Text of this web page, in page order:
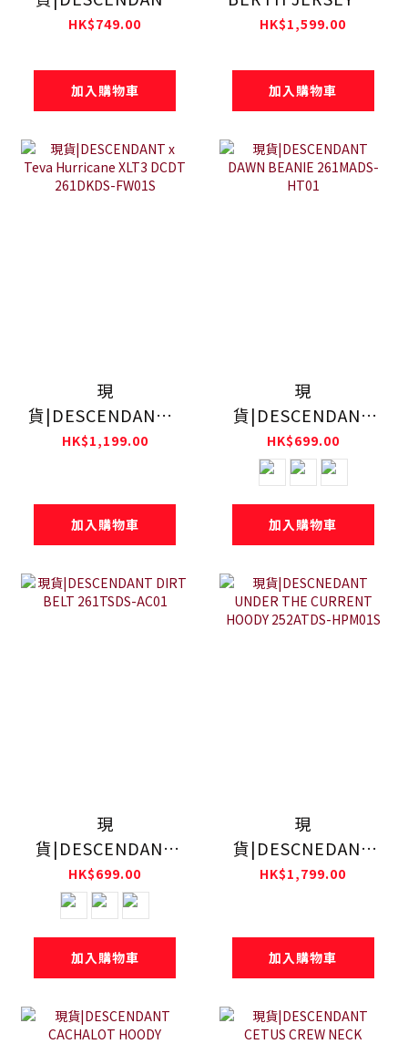
S WIND SS
HK$749.00
加入購物車
251ATDS-CSM09
HK$1,599.00
加入購物車
現
貨|DESCENDANT x
Teva Hurricane
HK$1,199.00
加入購物車
現
貨|DESCENDANT
DAWN BEANIE
261MADS-HT01
HK$699.00
加入購物車
現
貨|DESCENDANT
DIRT BELT
261TSDS-AC01
HK$699.00
加入購物車
現
貨|DESCNEDANT
UNDER THE
HK$1,799.00
加入購物車